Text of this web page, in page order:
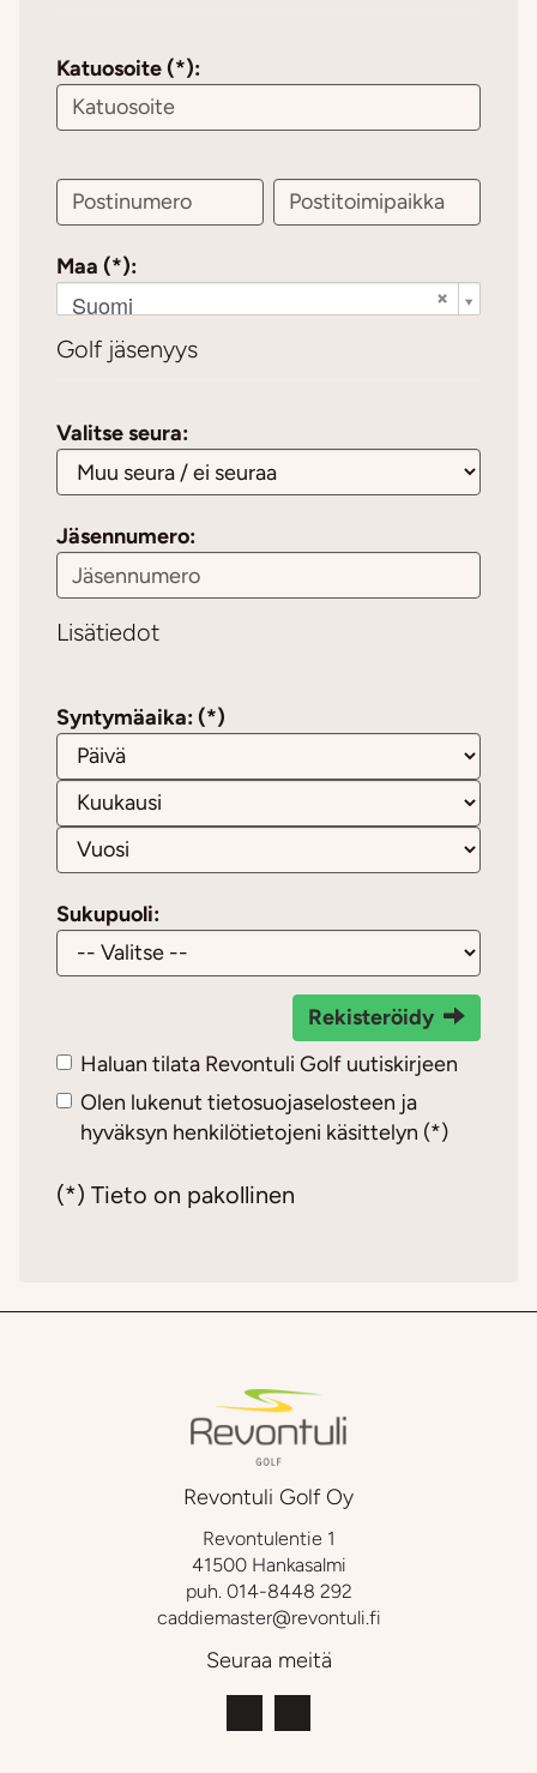
Katuosoite (*):
Maa (*):
Suomi
Golf jäsenyys
Valitse seura:
Jäsennumero:
Lisätiedot
Syntymäaika: (*)
Sukupuoli:
Rekisteröidy
Haluan tilata Revontuli Golf uutiskirjeen
Olen lukenut tietosuojaselosteen ja
hyväksyn henkilötietojeni käsittelyn (*)
(*) Tieto on pakollinen
Revontuli Golf Oy
Revontulentie 1
41500 Hankasalmi
puh. 014-8448 292
caddiemaster@revontuli.fi
Seuraa meitä